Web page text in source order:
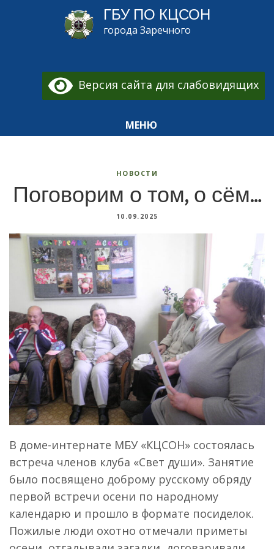
ГБУ ПО КЦСОН
города Заречного
Версия сайта для слабовидящих
МЕНЮ
НОВОСТИ
Поговорим о том, о сём…
10.09.2025
В доме-интернате МБУ «КЦСОН» состоялась
встреча членов клуба «Свет души». Занятие
было посвящено доброму русскому обряду
первой встречи осени по народному
календарю и прошло в формате посиделок.
Пожилые люди охотно отмечали приметы